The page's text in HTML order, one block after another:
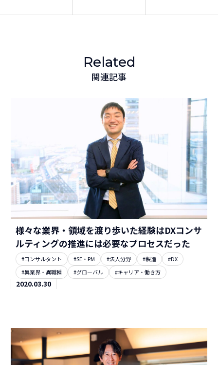
Related
関連記事
様々な業界・領域を渡り歩いた経験はDXコンサ
ルティングの推進には必要なプロセスだった
#コンサルタント #SE・PM #法人分野 #製造
#DX
#異業界・異職種
#グローバル #キャリア・働き方
2020.03.30